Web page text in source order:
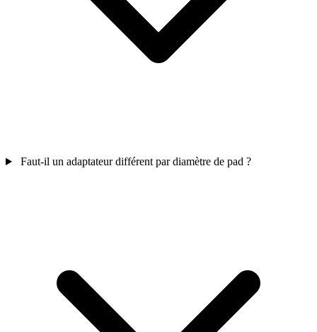
Faut-il un adaptateur différent par diamètre de pad ?